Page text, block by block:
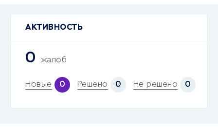
АКТИВНОСТЬ
0 жалоб
Новые 0 Решено 0 Не решено 0